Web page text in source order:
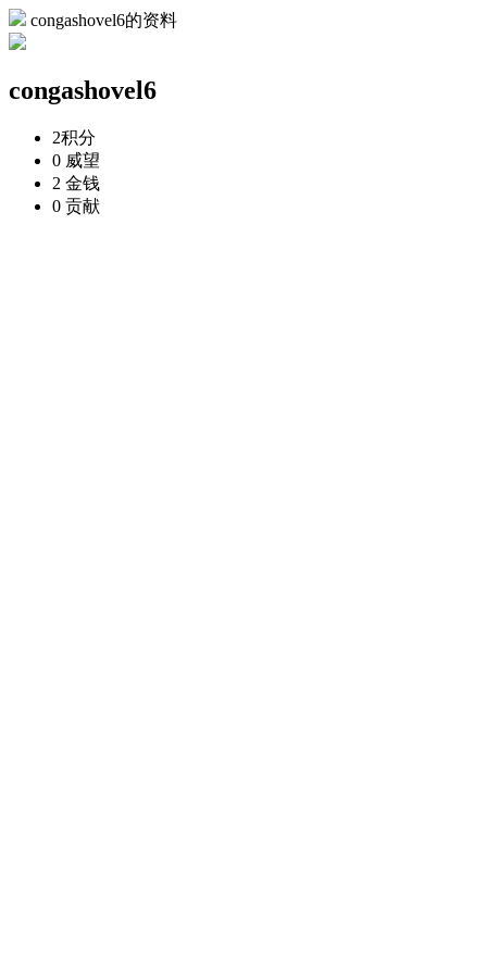
congashovel6的资料
congashovel6
2积分
0 威望
2 金钱
0 贡献